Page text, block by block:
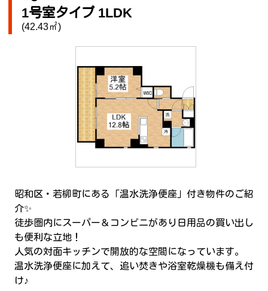
1号室タイプ 1LDK
(42.43㎡)
昭和区・若柳町にある「温水洗浄便座」付き物件のご紹
介✨
徒歩圏内にスーパー＆コンビニがあり日用品の買い出し
も便利な立地！
人気の対面キッチンで開放的な空間になっています。
温水洗浄便座に加えて、追い焚きや浴室乾燥機も備え付
け♪